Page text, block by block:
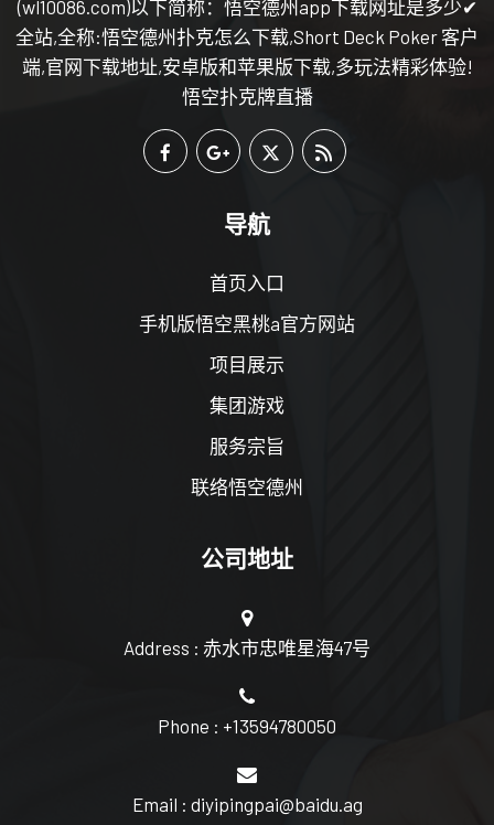
(wl10086.com)以下简称：悟空德州app下载网址是多少✔
全站,全称:悟空德州扑克怎么下载,Short Deck Poker 客户
端,官网下载地址,安卓版和苹果版下载,多玩法精彩体验!
悟空扑克牌直播
导航
首页入口
手机版悟空黑桃a官方网站
项目展示
集团游戏
服务宗旨
联络悟空德州
公司地址
Address : 赤水市忠唯星海47号
Phone : +13594780050
Email : diyipingpai@baidu.ag